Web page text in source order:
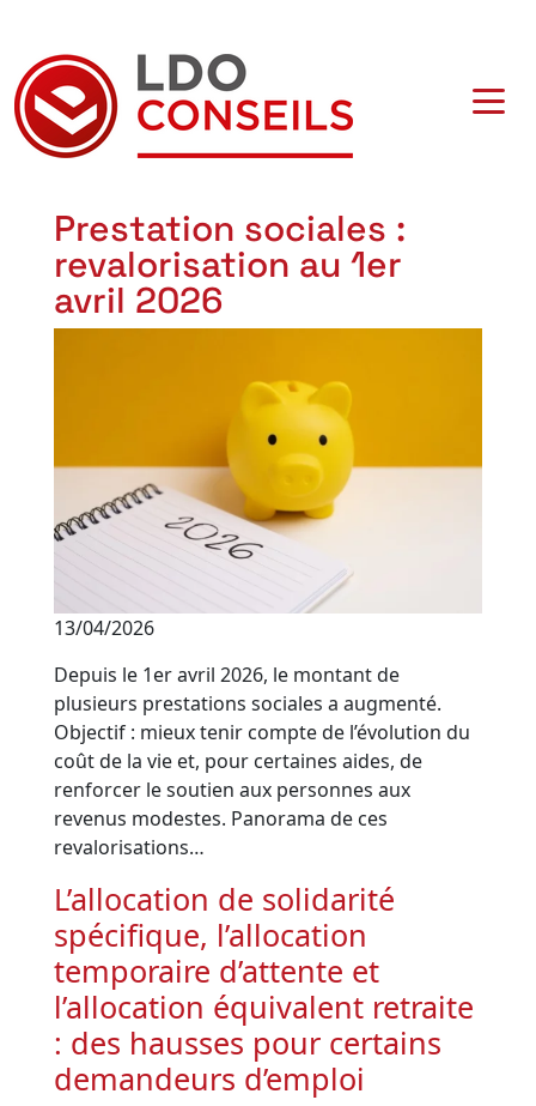
Navigation principale
Prestation sociales :
revalorisation au 1er
avril 2026
13/04/2026
Depuis le 1er avril 2026, le montant de
plusieurs prestations sociales a augmenté.
Objectif : mieux tenir compte de l’évolution du
coût de la vie et, pour certaines aides, de
renforcer le soutien aux personnes aux
revenus modestes. Panorama de ces
revalorisations…
L’allocation de solidarité
spécifique, l’allocation
temporaire d’attente et
l’allocation équivalent retraite
: des hausses pour certains
demandeurs d’emploi